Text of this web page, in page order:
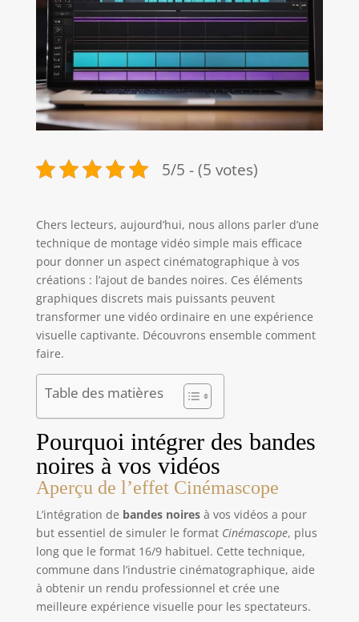
5/5 - (5 votes)
Chers lecteurs, aujourd’hui, nous allons parler d’une
technique de montage vidéo simple mais efficace
pour donner un aspect cinématographique à vos
créations : l’ajout de bandes noires. Ces éléments
graphiques discrets mais puissants peuvent
transformer une vidéo ordinaire en une expérience
visuelle captivante. Découvrons ensemble comment
faire.
Table des matières
Pourquoi intégrer des bandes
noires à vos vidéos
Aperçu de l’effet Cinémascope
L’intégration de bandes noiresà vos vidéos a pour
but essentiel de simuler le format Cinémascope, plus
long que le format 16/9 habituel. Cette technique,
commune dans l’industrie cinématographique, aide
à obtenir un rendu professionnel et crée une
meilleure expérience visuelle pour les spectateurs.